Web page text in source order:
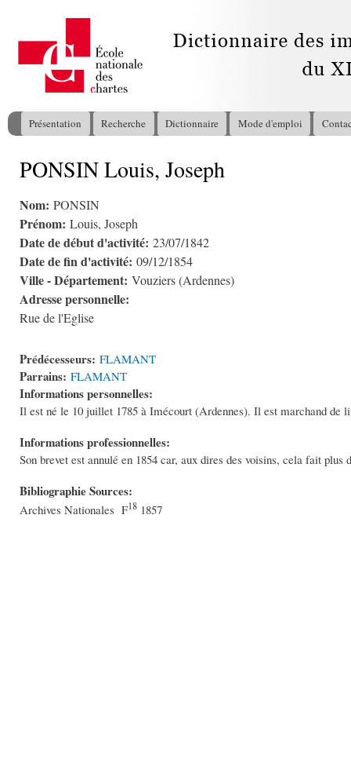
Menu principal
Présentation Recherche Dictionnaire Mode d'emploi
Vous êtes ici
PONSIN Louis, Joseph
Nom: PONSIN
Prénom: Louis, Joseph
Date de début d'activité: 23/07/1842
Date de fin d'activité: 09/12/1854
Ville - Département: Vouziers (Ardennes)
Adresse personnelle:
Rue de l'Eglise
Prédécesseurs: FLAMANT
Parrains: FLAMANT
Informations personnelles:
Il est né le 10 juillet 1785 à Imécourt (Ardennes). Il est marchand de
Informations professionnelles:
Son brevet est annulé en 1854 car, aux dires des voisins, cela fait plus
Bibliographie Sources:
Archives Nationales F18 1857